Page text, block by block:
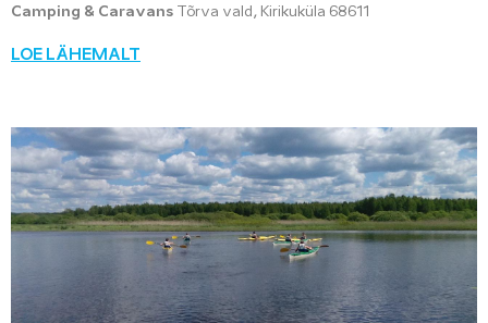
Camping & Caravans Tõrva vald, Kirikuküla 68611
LOE LÄHEMALT